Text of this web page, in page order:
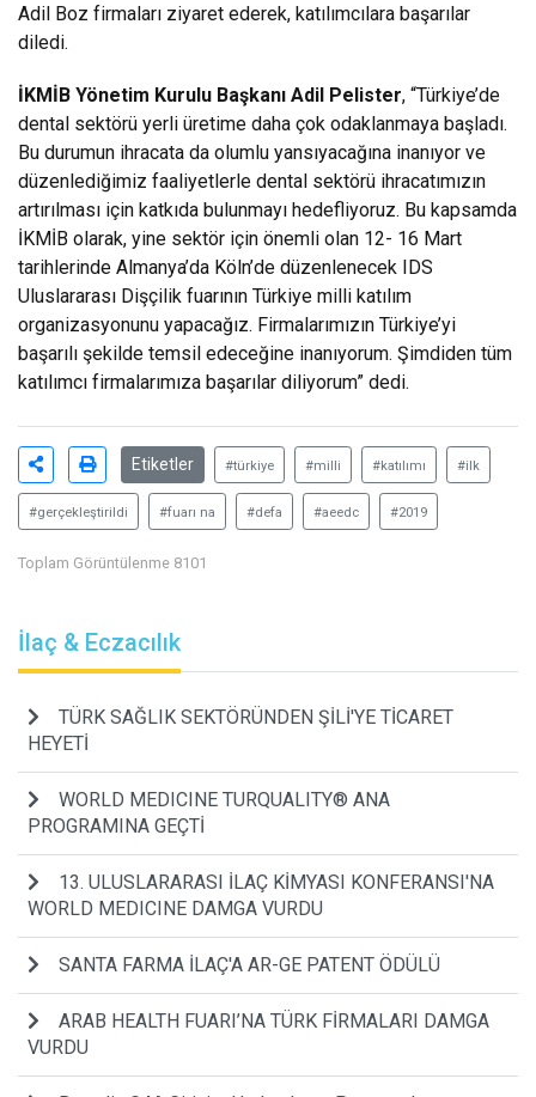
Adil Boz firmaları ziyaret ederek, katılımcılara başarılar
diledi.
İKMİB Yönetim Kurulu Başkanı Adil Pelister, “Türkiye’de
dental sektörü yerli üretime daha çok odaklanmaya başladı.
Bu durumun ihracata da olumlu yansıyacağına inanıyor ve
düzenlediğimiz faaliyetlerle dental sektörü ihracatımızın
artırılması için katkıda bulunmayı hedefliyoruz. Bu kapsamda
İKMİB olarak, yine sektör için önemli olan 12- 16 Mart
tarihlerinde Almanya’da Köln’de düzenlenecek IDS
Uluslararası Dişçilik fuarının Türkiye milli katılım
organizasyonunu yapacağız. Firmalarımızın Türkiye’yi
başarılı şekilde temsil edeceğine inanıyorum. Şimdiden tüm
katılımcı firmalarımıza başarılar diliyorum” dedi.
Etiketler #türkiye #milli #katılımı #ilk
#gerçekleştirildi #fuarı na #defa #aeedc #2019
Toplam Görüntülenme 8101
İlaç & Eczacılık
TÜRK SAĞLIK SEKTÖRÜNDEN ŞİLİ'YE TİCARET
HEYETİ
WORLD MEDICINE TURQUALITY® ANA
PROGRAMINA GEÇTİ
13. ULUSLARARASI İLAÇ KİMYASI KONFERANSI'NA
WORLD MEDICINE DAMGA VURDU
SANTA FARMA İLAÇ'A AR-GE PATENT ÖDÜLÜ
ARAB HEALTH FUARI’NA TÜRK FİRMALARI DAMGA
VURDU